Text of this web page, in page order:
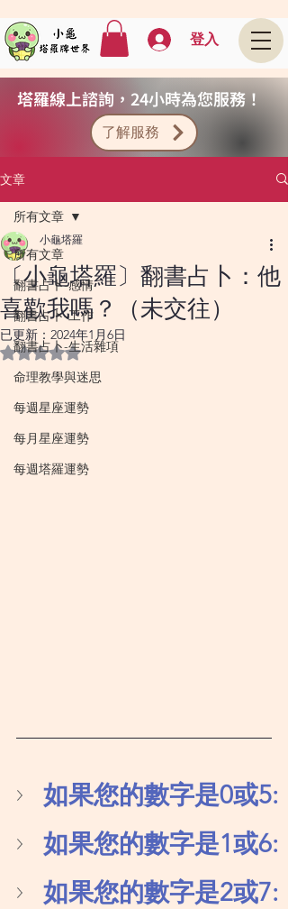
登入
塔羅線上諮詢，24小時為您服務！
了解服務
文章
所有文章
翻書占卜-感情
翻書占卜-工作
翻書占卜-生活雜項
命理教學與迷思
每週星座運勢
每月星座運勢
每週塔羅運勢
所有文章
〔小龜塔羅〕翻書占卜：他
喜歡我嗎？（未交往）
小龜塔羅
已更新： 2024年1月6日
評等為 NaN（最高為 5 顆星）。
如果您的數字是0或5:
如果您的數字是1或6:
如果您的數字是2或7: